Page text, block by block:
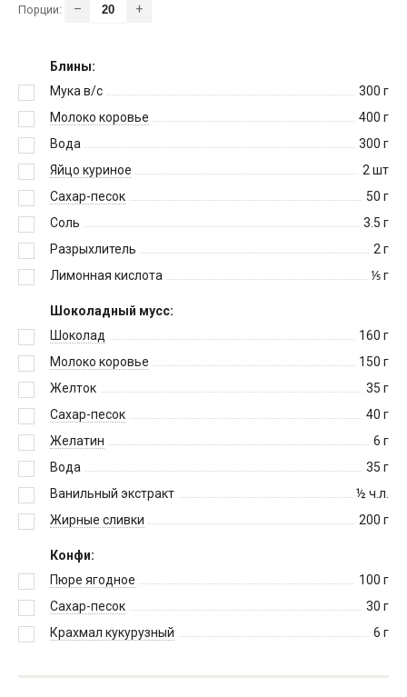
Порции: – +
Блины:
Мука в/c
300 г
Молоко коровье
400 г
Вода
300 г
Яйцо куриное
2 шт
Сахар-песок
50 г
Соль
3.5 г
Разрыхлитель
2 г
Лимонная кислота
⅕г
Шоколадный мусс:
Шоколад
160 г
Молоко коровье
150 г
Желток
35 г
Сахар-песок
40 г
Желатин
6 г
Вода
35 г
Ванильный экстракт
½ ч.л.
Жирные сливки
200 г
Конфи:
Пюре ягодное
100 г
Сахар-песок
30 г
Крахмал кукурузный
6 г